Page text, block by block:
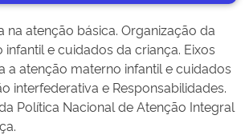
na atenção básica. Organização da
e cuidados da criança. Eixos
a atenção materno infantil e cuidados
interfederativa e Responsabilidades.
Política Nacional de Atenção Integral